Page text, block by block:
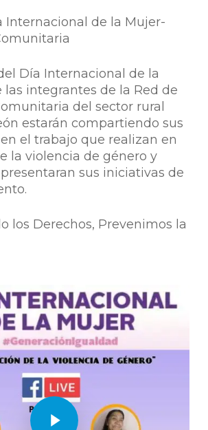
Internacional de la Mujer-
Día Internacional de la
las integrantes de la Red de
del sector rural
estarán compartiendo sus
el trabajo que realizan en
la violencia de género y
sus iniciativas de
los Derechos, Prevenimos la
Play Video